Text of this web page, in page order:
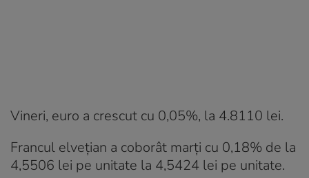
Vineri, euro a crescut cu 0,05%, la 4.8110 lei.
Francul elveţian a coborât marţi cu 0,18% de la
4,5506 lei pe unitate la 4,5424 lei pe unitate.